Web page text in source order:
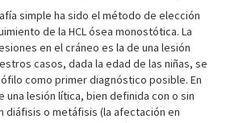
simple ha sido el método de elección
de la HCL ósea monostótica. La
en el cráneo es la de una lesión
casos, dada la edad de las niñas, se
como primer diagnóstico posible. En
una lesión lítica, bien definida con o sin
diáfisis o metáfisis (la afectación en